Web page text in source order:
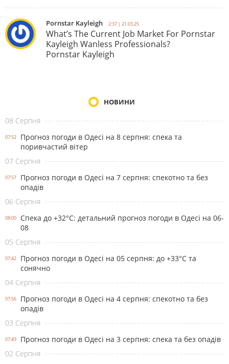
Pornstar Kayleigh 2:37 | 21.03.25
What’s The Current Job Market For Pornstar
Kayleigh Wanless Professionals?
Pornstar Kayleigh
НОВИНИ
08 Серпня
07:52
Прогноз погоди в Одесі на 8 серпня: спека та
поривчастий вітер
07 Серпня
07:57
Прогноз погоди в Одесі на 7 серпня: спекотно та без
опадів
06 Серпня
08:00
Спека до +32°С: детальний прогноз погоди в Одесі на 06-
08
05 Серпня
07:42
Прогноз погоди в Одесі на 05 серпня: до +33°С та
сонячно
04 Серпня
07:56
Прогноз погоди в Одесі на 4 серпня: спекотно та без
опадів
03 Серпня
07:49
Прогноз погоди в Одесі на 3 серпня: спека та без опадів
02 Серпня